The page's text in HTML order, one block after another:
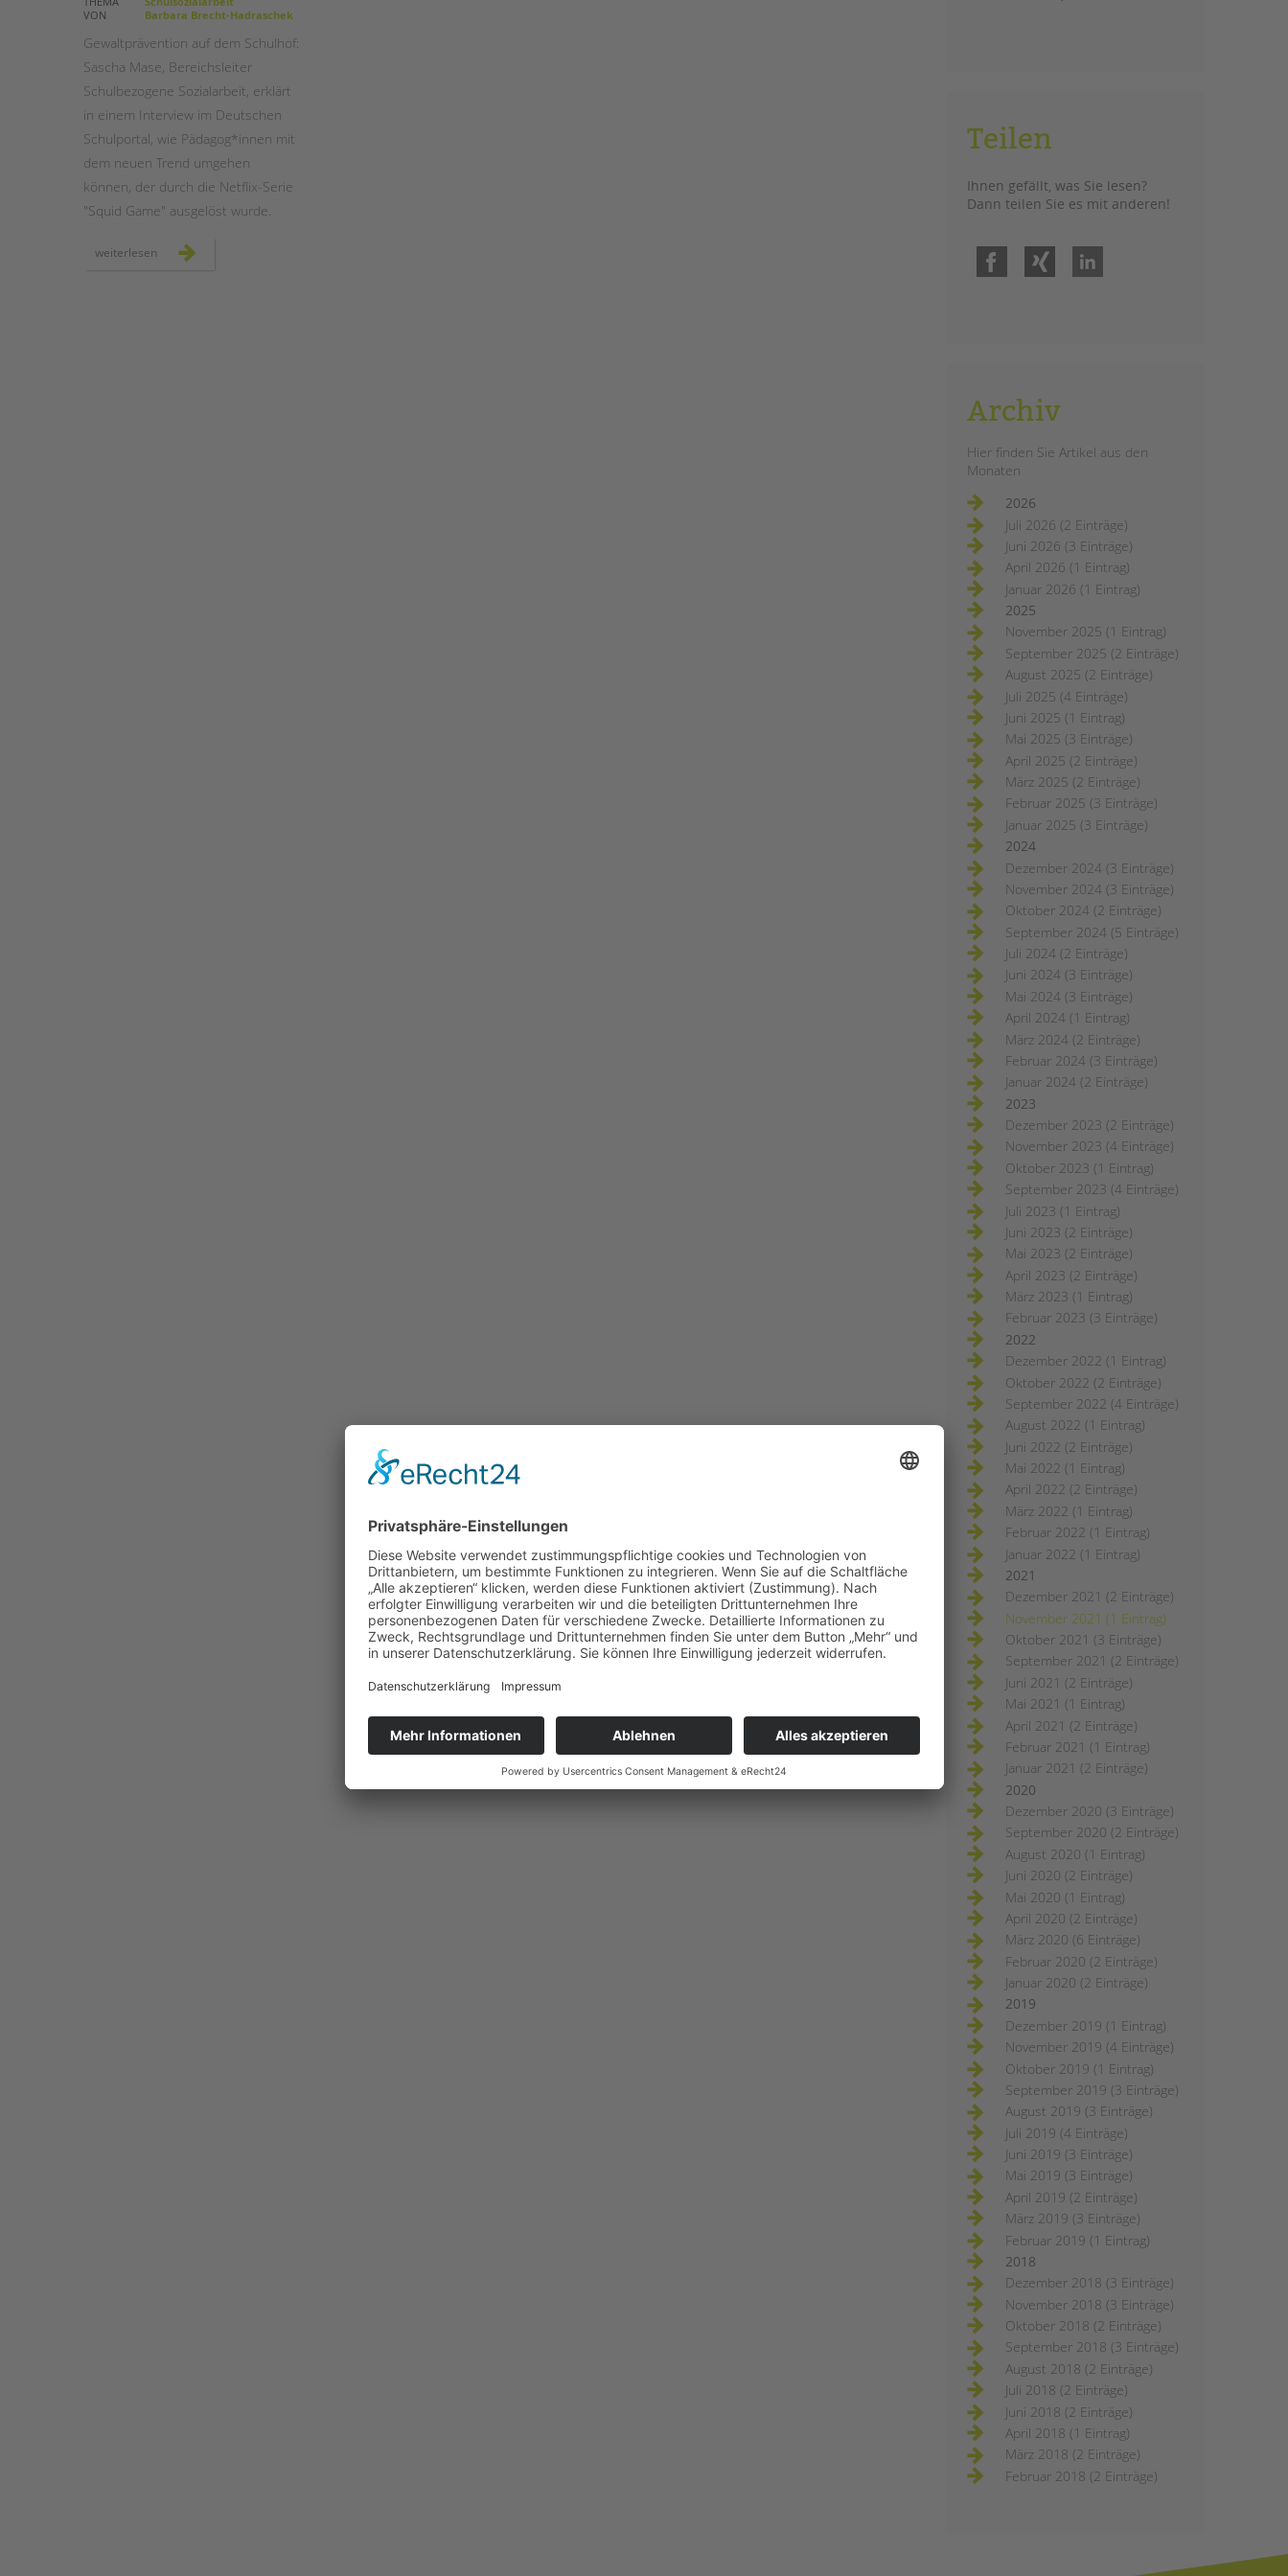
STADTTEILARBEIT
VON
Barbara Brecht-Hadraschek
Gewaltprävention auf dem Schulhof:
Sascha Mase, Bereichsleiter
Schulbezogene Sozialarbeit, erklärt
in einem Interview im Deutschen
Schulportal, wie Pädagog*innen mit
dem neuen Trend umgehen
können, der durch die Netflix-Serie
"Squid Game" ausgelöst wurde.
weiterlesen gewaltprävention:
Teilen
Ihnen gefällt, was Sie lesen?
Dann teilen Sie es mit anderen!
Facebook
Archiv
Hier finden Sie Artikel aus den
Monaten
2026
Juli 2026 (2 Einträge)
Juni 2026 (3 Einträge)
April 2026 (1 Eintrag)
Januar 2026 (1 Eintrag)
2025
November 2025 (1 Eintrag)
September 2025 (2 Einträge)
August 2025 (2 Einträge)
Juli 2025 (4 Einträge)
Juni 2025 (1 Eintrag)
Mai 2025 (3 Einträge)
April 2025 (2 Einträge)
März 2025 (2 Einträge)
Februar 2025 (3 Einträge)
Januar 2025 (3 Einträge)
2024
Dezember 2024 (3 Einträge)
November 2024 (3 Einträge)
Oktober 2024 (2 Einträge)
September 2024 (5 Einträge)
Juli 2024 (2 Einträge)
Juni 2024 (3 Einträge)
Mai 2024 (3 Einträge)
April 2024 (1 Eintrag)
März 2024 (2 Einträge)
Februar 2024 (3 Einträge)
Januar 2024 (2 Einträge)
2023
Dezember 2023 (2 Einträge)
November 2023 (4 Einträge)
Oktober 2023 (1 Eintrag)
September 2023 (4 Einträge)
Juli 2023 (1 Eintrag)
Juni 2023 (2 Einträge)
Mai 2023 (2 Einträge)
April 2023 (2 Einträge)
März 2023 (1 Eintrag)
Februar 2023 (3 Einträge)
2022
Dezember 2022 (1 Eintrag)
Oktober 2022 (2 Einträge)
September 2022 (4 Einträge)
August 2022 (1 Eintrag)
Juni 2022 (2 Einträge)
Mai 2022 (1 Eintrag)
April 2022 (2 Einträge)
März 2022 (1 Eintrag)
Februar 2022 (1 Eintrag)
Januar 2022 (1 Eintrag)
2021
Dezember 2021 (2 Einträge)
November 2021 (1 Eintrag)
Oktober 2021 (3 Einträge)
September 2021 (2 Einträge)
Juni 2021 (2 Einträge)
Mai 2021 (1 Eintrag)
April 2021 (2 Einträge)
Februar 2021 (1 Eintrag)
Januar 2021 (2 Einträge)
2020
Dezember 2020 (3 Einträge)
September 2020 (2 Einträge)
August 2020 (1 Eintrag)
Juni 2020 (2 Einträge)
Mai 2020 (1 Eintrag)
April 2020 (2 Einträge)
März 2020 (6 Einträge)
Februar 2020 (2 Einträge)
Januar 2020 (2 Einträge)
2019
Dezember 2019 (1 Eintrag)
November 2019 (4 Einträge)
Oktober 2019 (1 Eintrag)
September 2019 (3 Einträge)
August 2019 (3 Einträge)
Juli 2019 (4 Einträge)
Juni 2019 (3 Einträge)
Mai 2019 (3 Einträge)
April 2019 (2 Einträge)
März 2019 (3 Einträge)
Februar 2019 (1 Eintrag)
2018
Dezember 2018 (3 Einträge)
November 2018 (3 Einträge)
Oktober 2018 (2 Einträge)
September 2018 (3 Einträge)
August 2018 (2 Einträge)
Juli 2018 (2 Einträge)
Juni 2018 (2 Einträge)
April 2018 (1 Eintrag)
März 2018 (2 Einträge)
Februar 2018 (2 Einträge)